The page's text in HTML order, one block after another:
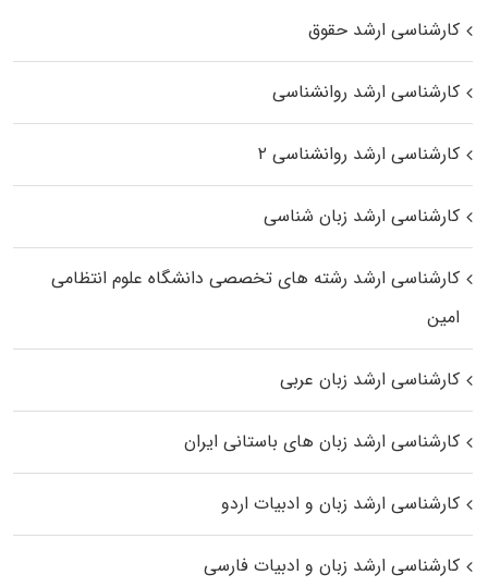
کارشناسی ارشد حقوق
کارشناسی ارشد روانشناسی
کارشناسی ارشد روانشناسی ۲
کارشناسی ارشد زبان شناسی
کارشناسی ارشد رﺷﺘﻪ ﻫﺎی تخصصی داﻧﺸﮕﺎه ﻋﻠﻮم انتظامی
اﻣﻴﻦ
کارشناسی ارشد زبان عربی
کارشناسی ارشد زبان‌ های باستانی ایران
کارشناسی ارشد زبان و ادبیات اردو
کارشناسی ارشد زبان و ادبیات فارسی